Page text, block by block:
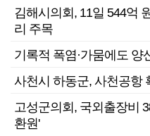
김해시의회, 11일 544억
리 주목
기록적 폭염·가뭄에도 양
사천시 하동군, 사천공항
고성군의회, 국외출장비
환원'